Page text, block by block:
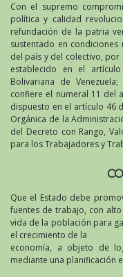
Con el supremo
política y calidad
refundación de la patria
sustentado en
del país y del colectivo,
establecido en el
Bolivariana de
confiere el numeral 11 del
dispuesto en el artículo 46
Orgánica de la
del Decreto con Rango,
para los Trabajadores y
Que el Estado debe
fuentes de trabajo, con
vida de la población para
el crecimiento de la
economía, a objeto de
mediante una planificación